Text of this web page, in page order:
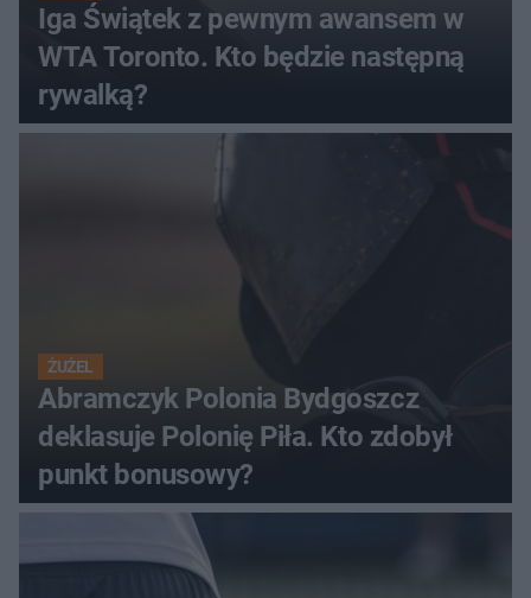
Iga Świątek z pewnym awansem w
WTA Toronto. Kto będzie następną
rywalką?
ŻUŻEL
Abramczyk Polonia Bydgoszcz
deklasuje Polonię Piła. Kto zdobył
punkt bonusowy?